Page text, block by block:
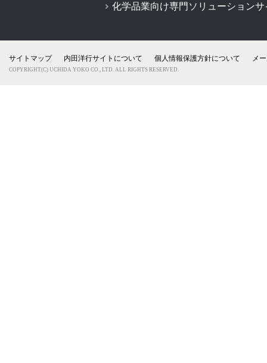
化学品業向け専門ソリューションサ
サイトマップ 内田洋行サイトについて 個人情報保護方針について メ
COPYRIGHT(C) UCHIDA YOKO CO., LTD. ALL RIGHTS RESERVED.